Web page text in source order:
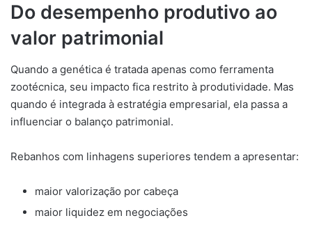
Do desempenho produtivo ao
valor patrimonial
Quando a genética é tratada apenas como ferramenta
zootécnica, seu impacto fica restrito à produtividade. Mas
quando é integrada à estratégia empresarial, ela passa a
influenciar o balanço patrimonial.
Rebanhos com linhagens superiores tendem a apresentar:
maior valorização por cabeça
maior liquidez em negociações